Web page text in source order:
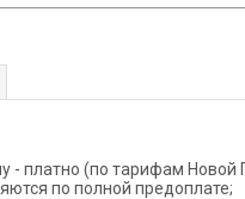
- платно (по тарифам Новой
по полной предоплате;